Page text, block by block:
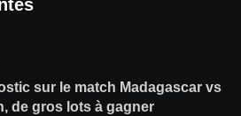
sur le match Madagascar vs
de gros lots à gagner